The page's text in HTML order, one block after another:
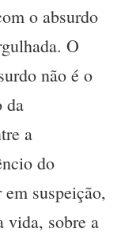
o absurdo
O
não é o
da
a
do
suspeição,
vida, sobre a